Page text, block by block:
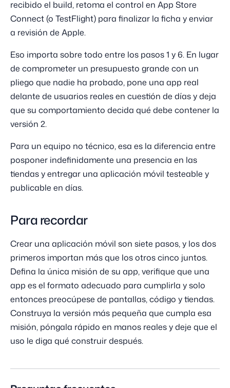
recibido el build, retoma el control en App Store
Connect (o TestFlight) para finalizar la ficha y enviar
a revisión de Apple.
Eso importa sobre todo entre los pasos 1 y 6. En lugar
de comprometer un presupuesto grande con un
pliego que nadie ha probado, pone una app real
delante de usuarios reales en cuestión de días y deja
que su comportamiento decida qué debe contener la
versión 2.
Para un equipo no técnico, esa es la diferencia entre
posponer indefinidamente una presencia en las
tiendas y entregar una aplicación móvil testeable y
publicable en días.
Para recordar
Crear una aplicación móvil son siete pasos, y los dos
primeros importan más que los otros cinco juntos.
Defina la única misión de su app, verifique que una
app es el formato adecuado para cumplirla y solo
entonces preocúpese de pantallas, código y tiendas.
Construya la versión más pequeña que cumpla esa
misión, póngala rápido en manos reales y deje que el
uso le diga qué construir después.